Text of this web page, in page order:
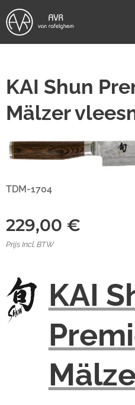
KAI Shun
Mälzer
TDM-1704
229,00 €
Prijs Incl. BTW
KAI